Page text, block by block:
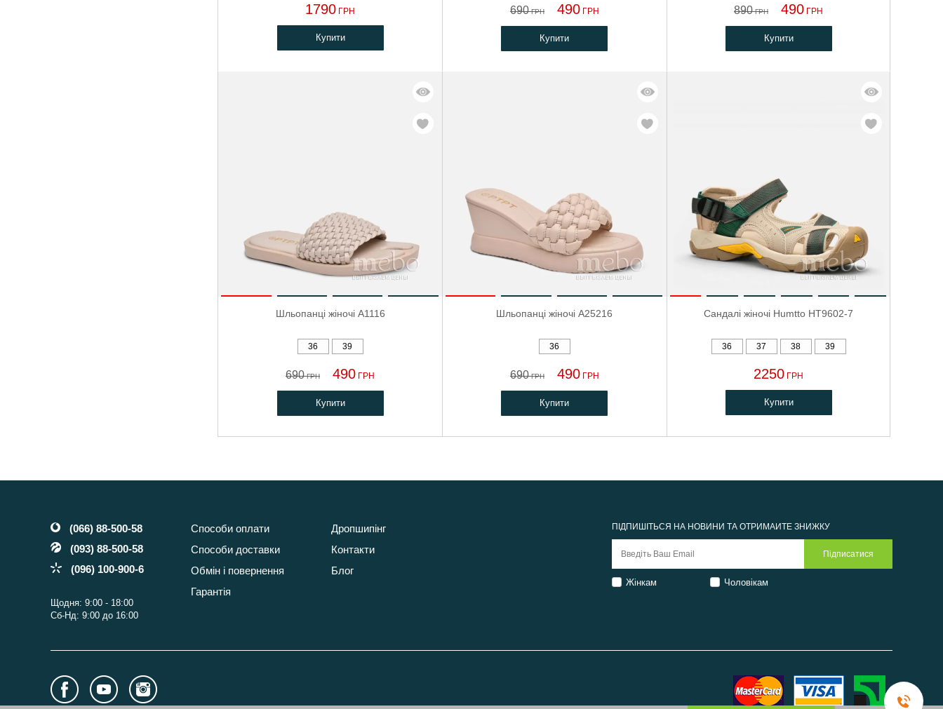
1790 ГРН
Купити
690ГРН 490ГРН
Купити
890ГРН 490 ГРН
Купити
Шльопанці жіночі A1116
36 39
690ГРН 490 ГРН
Купити
Шльопанці жіночі A25216
36
690ГРН 490ГРН
Купити
Сандалі жіночі Humtto HT9602-7
36 37 38 39
2250 ГРН
Купити
(066) 88-500-58
(093) 88-500-58
(096) 100-900-6
Щодня: 9:00 - 18:00
Сб-Нд: 9:00 до 16:00
Способи оплати
Способи доставки
Обмін і повернення
Гарантія
Дропшипінг
Контакти
Блог
ПІДПИШІТЬСЯ НА НОВИНИ ТА ОТРИМАЙТЕ ЗНИЖКУ
Жінкам Чоловікам